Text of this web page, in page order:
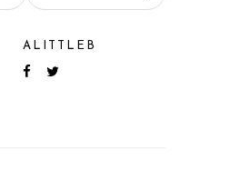
ALITTLEB